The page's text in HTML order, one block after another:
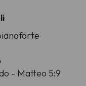
- Matteo 5:9